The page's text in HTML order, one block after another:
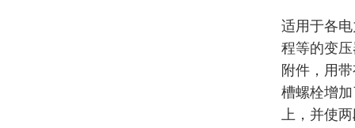
适用于各
程等的变
附件，用
槽螺栓增
上，并使